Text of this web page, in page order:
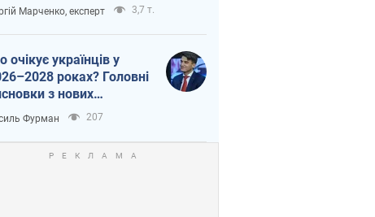
терор
Марченко, експерт 3,7 т.
очікує українців у
роках? Головні
з нових
від НБУ
Фурман 207